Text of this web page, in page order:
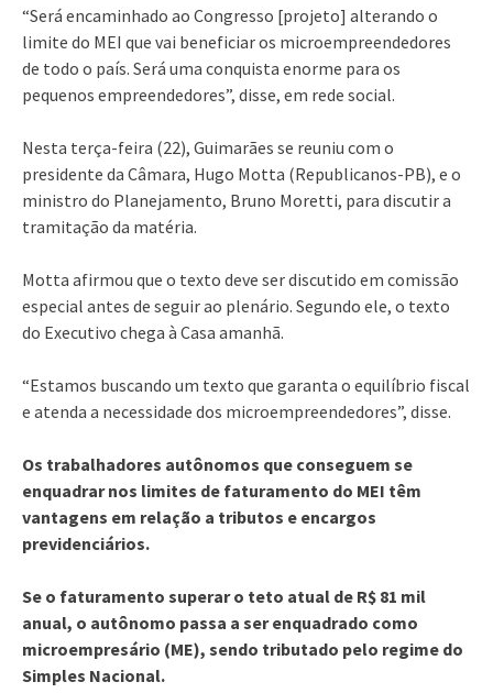
“Será encaminhado ao Congresso [projeto] alterando o
limite do MEI que vai beneficiar os microempreendedores
de todo o país. Será uma conquista enorme para os
pequenos empreendedores”, disse, em rede social.
Nesta terça-feira (22), Guimarães se reuniu com o
presidente da Câmara, Hugo Motta (Republicanos-PB), e o
ministro do Planejamento, Bruno Moretti, para discutir a
tramitação da matéria.
Motta afirmou que o texto deve ser discutido em comissão
especial antes de seguir ao plenário. Segundo ele, o texto
do Executivo chega à Casa amanhã.
“Estamos buscando um texto que garanta o equilíbrio fiscal
e atenda a necessidade dos microempreendedores”, disse.
Os trabalhadores autônomos que conseguem se
enquadrar nos limites de faturamento do MEI têm
vantagens em relação a tributos e encargos
previdenciários.
Se o faturamento superar o teto atual de R$ 81 mil
anual, o autônomo passa a ser enquadrado como
microempresário (ME), sendo tributado pelo regime do
Simples Nacional.